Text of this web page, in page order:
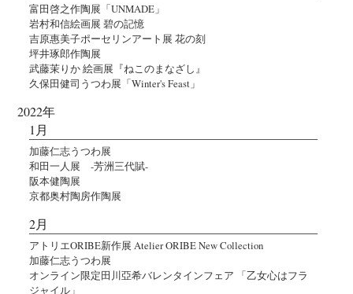
富田啓之作陶展「UNMADE」
岩村和信絵画展 碧の記憶
吉原惠美子ポーセリンアート展 花の刻
坪井琢郎作陶展
武藤茉りか 絵画展『ねこのまなざし』
久保田健司うつわ展「Winter's Feast」
2022年
1月
加藤仁志うつわ展
和田一人展 -芳洲三代賦-
阪本健陶展
京都奥村陶房作陶展
2月
アトリエORIBE新作展 Atelier ORIBE New Collection
加藤仁志うつわ展
オンライン限定田川亞希バレンタインフェア 「乙女心はフラ
ジャイル」